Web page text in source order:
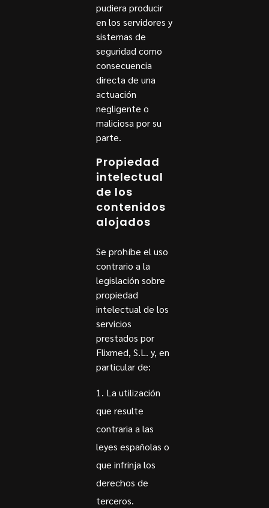
pudiera producir
en los servidores y
sistemas de
seguridad como
consecuencia
directa de una
actuación
negligente o
maliciosa por su
parte.
Propiedad
intelectual
de los
contenidos
alojados
Se prohíbe el uso
contrario a la
legislación sobre
propiedad
intelectual de los
servicios
prestados por
Flixmed, S.L. y, en
particular de:
La utilización
que resulte
contraria a las
leyes españolas o
que infrinja los
derechos de
terceros.